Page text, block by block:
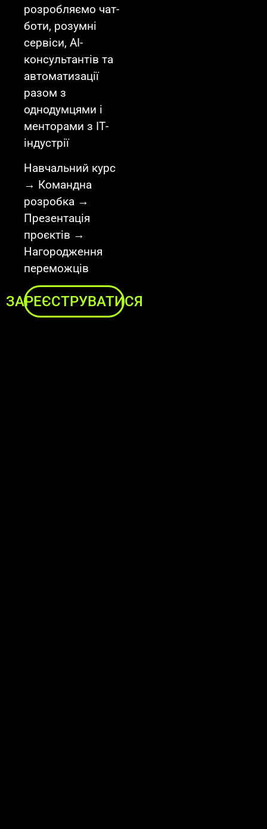
розробляємо чат-
боти, розумні
сервіси, AI-
консультантів та
автоматизації
разом з
однодумцями і
менторами з ІТ-
індустрії
Навчальний курс
→ Командна
розробка →
Презентація
проєктів →
Нагородження
переможців
ЗАРЕЄСТРУВАТИСЯ